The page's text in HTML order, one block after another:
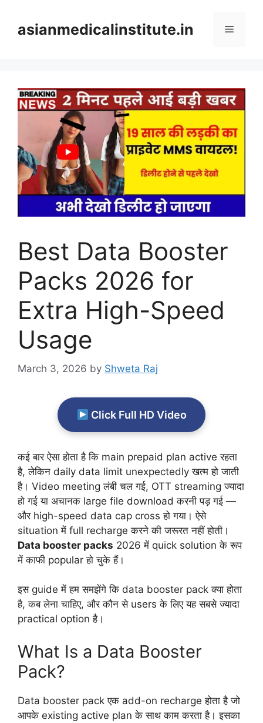
contentasianmedicalinstitute.in Menu
Best Data Booster
Packs 2026 for
Extra High-Speed
Usage
March 3, 2026 by Shweta Raj
Click Full HD Video
कई बार ऐसा होता है कि main prepaid plan active रहता
है, लेकिन daily data limit unexpectedly खत्म हो जाती
है। Video meeting लंबी चल गई, OTT streaming ज्यादा
हो गई या अचानक large file download करनी पड़ गई —
और high-speed data cap cross हो गया। ऐसे
situation में full recharge करने की जरूरत नहीं होती।
Data booster packs 2026 में quick solution के रूप
में काफी popular हो चुके हैं।
इस guide में हम समझेंगे कि data booster pack क्या होता
है, कब लेना चाहिए, और कौन से users के लिए यह सबसे ज्यादा
practical option है।
What Is a Data Booster
Pack?
Data booster pack एक add-on recharge होता है जो
आपके existing active plan के साथ काम करता है। इसका